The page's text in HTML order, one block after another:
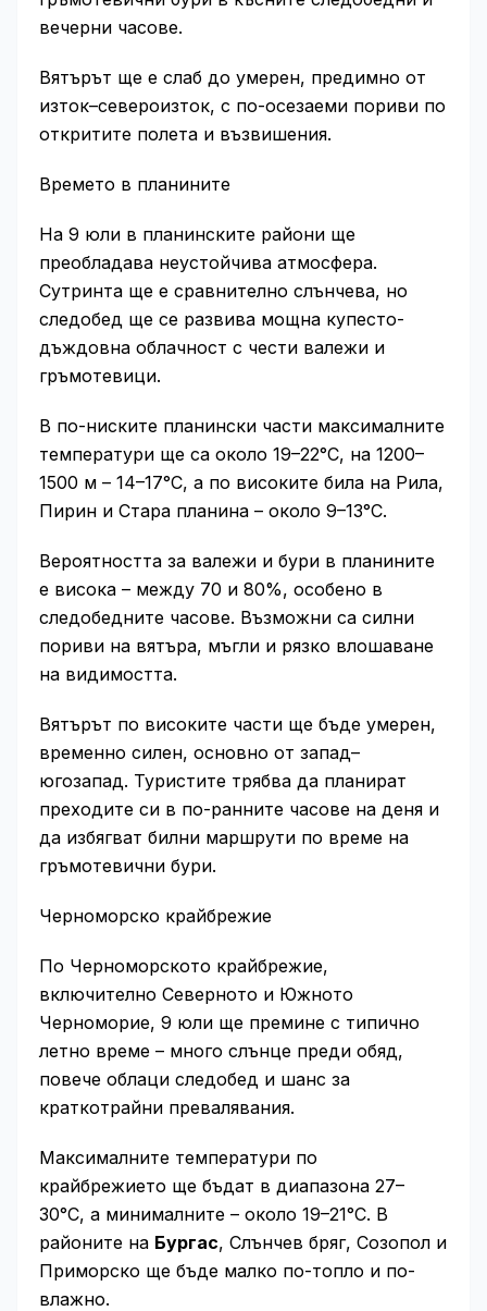
вечерни часове.
Вятърът ще е слаб до умерен, предимно от
изток–североизток, с по-осезаеми пориви по
откритите полета и възвишения.
Времето в планините
На 9 юли в планинските райони ще
преобладава неустойчива атмосфера.
Сутринта ще е сравнително слънчева, но
следобед ще се развива мощна купесто-
дъждовна облачност с чести валежи и
гръмотевици.
В по-ниските планински части максималните
температури ще са около 19–22°C, на 1200–
1500 м – 14–17°C, а по високите билa на Рила,
Пирин и Стара планина – около 9–13°C.
Вероятността за валежи и бури в планините
е висока – между 70 и 80%, особено в
следобедните часове. Възможни са силни
пориви на вятъра, мъгли и рязко влошаване
на видимостта.
Вятърът по високите части ще бъде умерен,
временно силен, основно от запад–
югозапад. Туристите трябва да планират
преходите си в по-ранните часове на деня и
да избягват билни маршрути по време на
гръмотевични бури.
Черноморско крайбрежие
По Черноморското крайбрежие,
включително Северното и Южното
Черноморие, 9 юли ще премине с типично
летно време – много слънце преди обяд,
повече облаци следобед и шанс за
краткотрайни превалявания.
Максималните температури по
крайбрежието ще бъдат в диапазона 27–
30°C, а минималните – около 19–21°C. В
районите на Бургас, Слънчев бряг, Созопол и
Приморско ще бъде малко по-топло и по-
влажно.